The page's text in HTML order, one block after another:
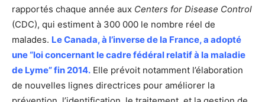
rapportés chaque année aux Centers for Disease Control
(CDC), qui estiment à 300 000 le nombre réel de
malades. Le Canada, à l’inverse de la France, a adopté
une “loi concernant le cadre fédéral relatif à la maladie
de Lyme” fin 2014. Elle prévoit notamment l’élaboration
de nouvelles lignes directrices pour améliorer la